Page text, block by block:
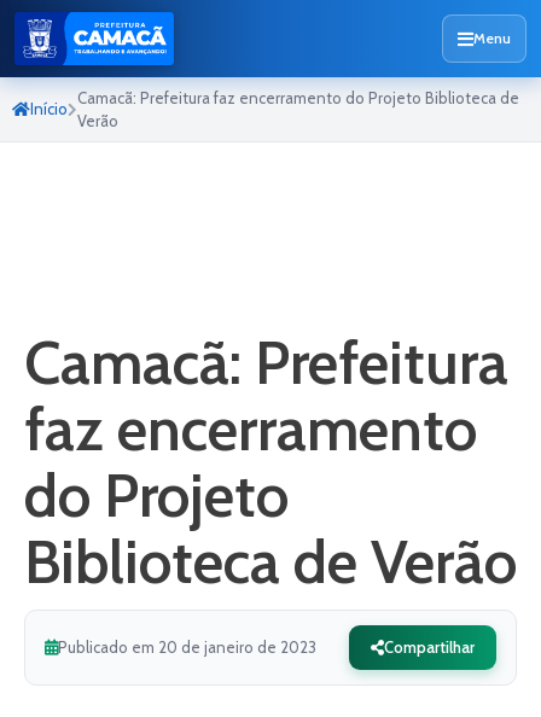
Menu
Início
Camacã: Prefeitura faz encerramento do Projeto Biblioteca de
Verão
Camacã: Prefeitura
faz encerramento
do Projeto
Biblioteca de Verão
Publicado em 20 de janeiro de 2023 Compartilhar